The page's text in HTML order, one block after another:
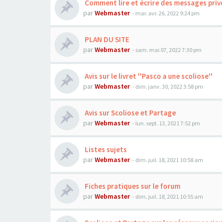
Comment lire et écrire des messages
parWebmaster - mar. avr. 26, 2022 9:24 pm
PLAN DU SITE
parWebmaster - sam. mai 07, 2022 7:30 pm
Avis sur le livret ''Pasco a une scoliose''
parWebmaster - dim. janv. 30, 2022 3:58 pm
Avis sur Scoliose et Partage
parWebmaster - lun. sept. 13, 2021 7:52 pm
Listes sujets
parWebmaster - dim. juil. 18, 2021 10:58 am
Fiches pratiques sur le forum
parWebmaster - dim. juil. 18, 2021 10:55 am